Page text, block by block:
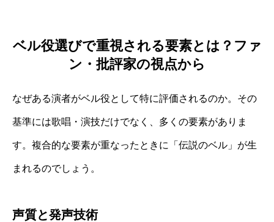
ベル役選びで重視される要素とは？ファ
ン・批評家の視点から
なぜある演者がベル役として特に評価されるのか。その
基準には歌唱・演技だけでなく、多くの要素がありま
す。複合的な要素が重なったときに「伝説のベル」が生
まれるのでしょう。
声質と発声技術